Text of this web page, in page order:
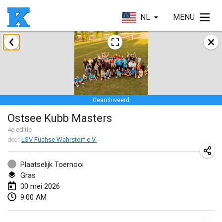
NL MENU
Gearchiveerd
Ostsee Kubb Masters
4e editie
door LSV Füchse Wahrstorf e.V.
Plaatselijk Toernooi
Gras
30 mei 2026
9:00 AM
januari 2026
Skuffle for the Shovel
Verenigde Staten
Skuffle for the Shovel
17 jan. 2026 |Verenigde Staten
Winterkubb
25 jan. 2026|België
maart 2026
Winter Kubb Mött
1 mrt. 2026|Duitsland